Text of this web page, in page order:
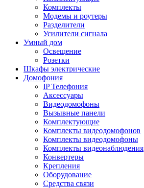
Комплекты
Модемы и роутеры
Разделители
Усилители сигнала
Умный дом
Освещение
Розетки
Шкафы электрические
Домофония
IP Телефония
Аксессуары
Видеодомофоны
Вызывные панели
Комплектующие
Комплекты видеодомофонов
Комплекты видеодомофоны
Комплекты видеонаблюдения
Конвертеры
Крепления
Оборудование
Средства связи